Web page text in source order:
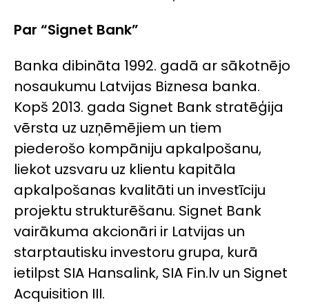
Par “Signet Bank”
Banka dibināta 1992. gadā ar sākotnējo
nosaukumu Latvijas Biznesa banka.
Kopš 2013. gada Signet Bank stratēģija
vērsta uz uzņēmējiem un tiem
piederošo kompāniju apkalpošanu,
liekot uzsvaru uz klientu kapitāla
apkalpošanas kvalitāti un investīciju
projektu strukturēšanu. Signet Bank
vairākuma akcionāri ir Latvijas un
starptautisku investoru grupa, kurā
ietilpst SIA Hansalink, SIA Fin.lv un Signet
Acquisition III.